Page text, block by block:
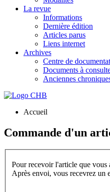
La revue
Informations
Dernière édition
Articles parus
Liens internet
Archives
Centre de
Documents à
Anciennes
Accueil
Commande d'un
Pour recevoir l'article que vous
Après envoi, vous recevrez un